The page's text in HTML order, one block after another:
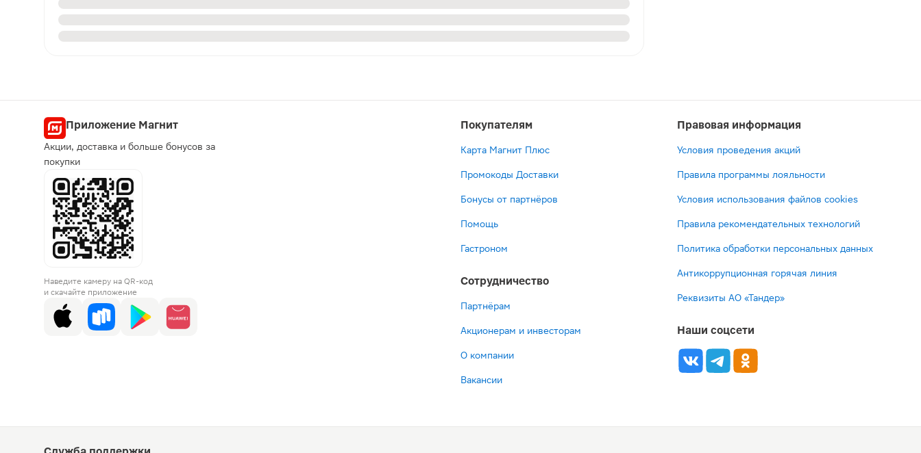
Приложение Магнит
Акции, доставка и больше бонусов за
покупки
Наведите камеру на QR-код
и скачайте приложение
Покупателям
Карта Магнит Плюс
Промокоды Доставки
Бонусы от партнёров
Помощь
Гастроном
Сотрудничество
Партнёрам
Акционерам и инвесторам
О компании
Вакансии
Правовая информация
Условия проведения акций
Правила программы лояльности
Условия использования файлов cookies
Правила рекомендательных технологий
Политика обработки персональных данных
Антикоррупционная горячая линия
Реквизиты АО «Тандер»
Наши соцсети